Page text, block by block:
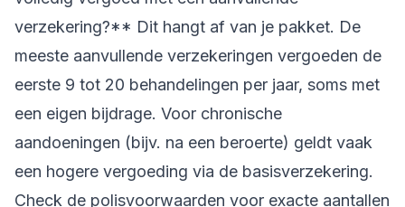
verzekering?** Dit hangt af van je pakket. De
meeste aanvullende verzekeringen vergoeden de
eerste 9 tot 20 behandelingen per jaar, soms met
een eigen bijdrage. Voor chronische
aandoeningen (bijv. na een beroerte) geldt vaak
een hogere vergoeding via de basisverzekering.
Check de polisvoorwaarden voor exacte aantallen